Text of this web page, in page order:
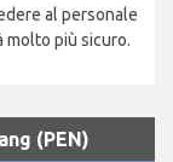
al personale
molto più sicuro.
(PEN)